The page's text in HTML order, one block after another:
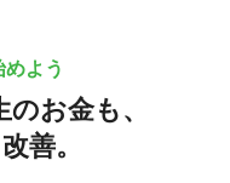
めよう
のお金も、
善。